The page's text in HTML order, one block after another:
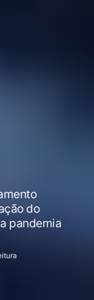
do
pandemia